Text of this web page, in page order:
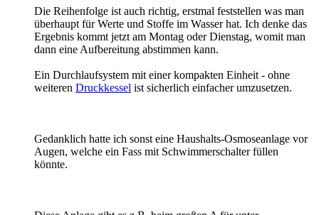
Die Reihenfolge ist auch richtig, erstmal feststellen was man
überhaupt für Werte und Stoffe im Wasser hat. Ich denke das
Ergebnis kommt jetzt am Montag oder Dienstag, womit man
dann eine Aufbereitung abstimmen kann.
Ein Durchlaufsystem mit einer kompakten Einheit - ohne
weiteren Druckkessel ist sicherlich einfacher umzusetzen.
Gedanklich hatte ich sonst eine Haushalts-Osmoseanlage vor
Augen, welche ein Fass mit Schwimmerschalter füllen
könnte.